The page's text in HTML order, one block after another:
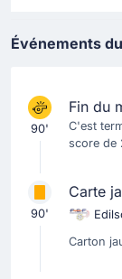
Événements
90'
Fin du
C'est
score de
90'
Carte
Carton